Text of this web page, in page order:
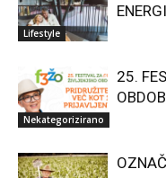
Lifestyle
Nekategorizirano
25.